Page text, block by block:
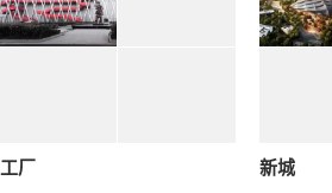
工厂 新城